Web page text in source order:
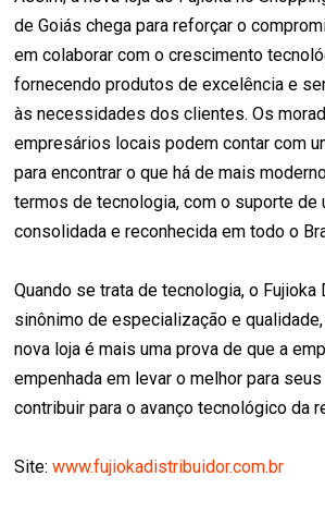
de Goiás chega para reforçar o
em colaborar com o crescimento
fornecendo produtos de excelência e
às necessidades dos clientes. Os
empresários locais podem contar com
para encontrar o que há de mais
termos de tecnologia, com o suporte de
consolidada e reconhecida em todo o
Quando se trata de tecnologia, o
sinônimo de especialização e qualidade,
nova loja é mais uma prova de que a
empenhada em levar o melhor para
contribuir para o avanço tecnológico da
Site:www.fujiokadistribuidor.com.br